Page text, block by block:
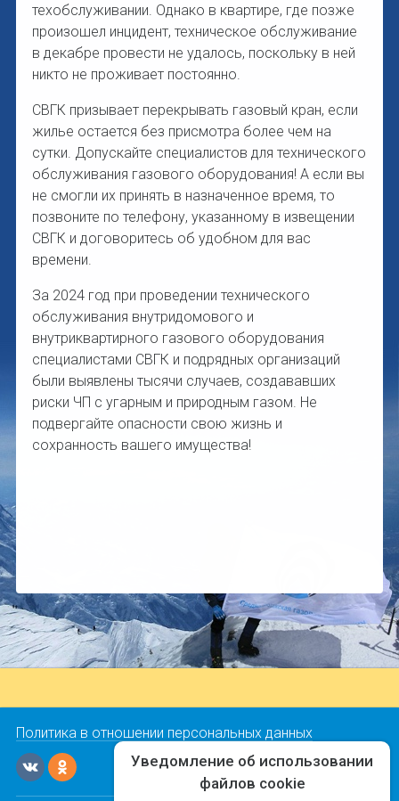
техобслуживании. Однако в квартире, где позже
произошел инцидент, техническое обслуживание
в декабре провести не удалось, поскольку в ней
никто не проживает постоянно.
СВГК призывает перекрывать газовый кран, если
жилье остается без присмотра более чем на
сутки. Допускайте специалистов для технического
обслуживания газового оборудования! А если вы
не смогли их принять в назначенное время, то
позвоните по телефону, указанному в извещении
СВГК и договоритесь об удобном для вас
времени.
За 2024 год при проведении технического
обслуживания внутридомового и
внутриквартирного газового оборудования
специалистами СВГК и подрядных организаций
были выявлены тысячи случаев, создававших
риски ЧП с угарным и природным газом. Не
подвергайте опасности свою жизнь и
сохранность вашего имущества!
Политика в отношении персональных данных
Уведомление об использовании
файлов cookie